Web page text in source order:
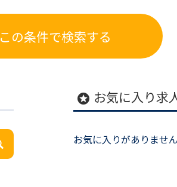
この条件で検索する
stars お気に入り求
お気に入りがありませ